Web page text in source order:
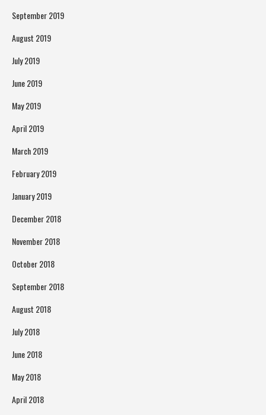
September 2019
August 2019
July 2019
June 2019
May 2019
April 2019
March 2019
February 2019
January 2019
December 2018
November 2018
October 2018
September 2018
August 2018
July 2018
June 2018
May 2018
April 2018